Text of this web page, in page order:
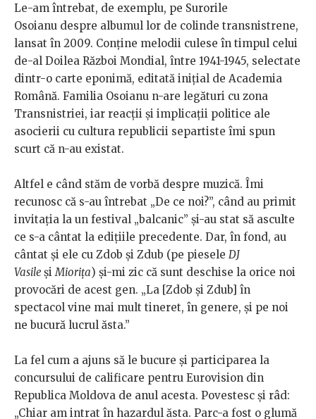
Le-am întrebat, de exemplu, pe Surorile
Osoianu despre albumul lor de colinde transnistrene,
lansat în 2009. Conține melodii culese în timpul celui
de-al Doilea Război Mondial, între 1941-1945, selectate
dintr-o carte eponimă, editată inițial de Academia
Română. Familia Osoianu n-are legături cu zona
Transnistriei, iar reacții și implicații politice ale
asocierii cu cultura republicii separtiste îmi spun
scurt că n-au existat.
Altfel e când stăm de vorbă despre muzică. Îmi
recunosc că s-au întrebat „De ce noi?”, când au primit
invitația la un festival „balcanic” și-au stat să asculte
ce s-a cântat la edițiile precedente. Dar, în fond, au
cântat și ele cu Zdob și Zdub (pe piesele DJ
Vasile și Miorița) și-mi zic că sunt deschise la orice noi
provocări de acest gen. „La [Zdob și Zdub] în
spectacol vine mai mult tineret, în genere, și pe noi
ne bucură lucrul ăsta.”
La fel cum a ajuns să le bucure și participarea la
concursului de calificare pentru Eurovision din
Republica Moldova de anul acesta. Povestesc și râd:
„Chiar am intrat în hazardul ăsta. Parc-a fost o glumă